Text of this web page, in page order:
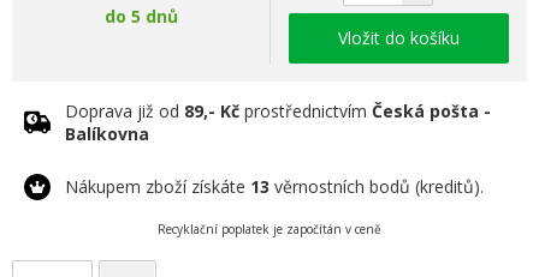
do 5 dnů
Vložit do košíku
Doprava již od 89,- Kč prostřednictvím Česká pošta -
Balíkovna
Nákupem zboží získáte 13 věrnostních bodů (kreditů).
Recyklační poplatek je započítán v ceně